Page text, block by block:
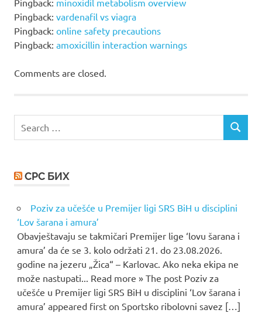
Pingback: vardenafil vs viagra
Pingback: online safety precautions
Pingback: amoxicillin interaction warnings
Comments are closed.
for:
SEARCH
СРС БИХ
Poziv za učešće u Premijer ligi SRS BiH u disciplini
‘Lov šarana i amura’
Obavještavaju se takmičari Premijer lige ‘lovu šarana i
amura’ da će se 3. kolo održati 21. do 23.08.2026.
godine na jezeru „Žica“ – Karlovac. Ako neka ekipa ne
može nastupati... Read more » The post Poziv za
učešće u Premijer ligi SRS BiH u disciplini ‘Lov šarana i
amura’ appeared first on Sportsko ribolovni savez […]